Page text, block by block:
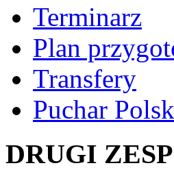
Terminarz
Plan
Transfery
Puchar
DRUGI